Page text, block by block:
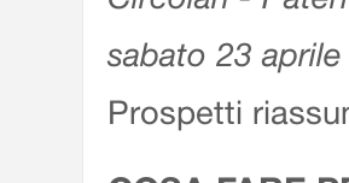
sabato 23
Prospetti